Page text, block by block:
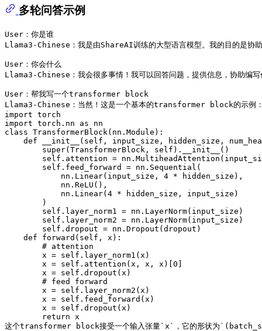
多轮问答示例
User：你是谁
Llama3-Chinese：我是由ShareAI训练的大型语言模型。我的目的是协
User：你会什么
Llama3-Chinese：我会很多事情！我可以回答问题，提供信息，协助编
User：帮我写一个transformer block
Llama3-Chinese：当然！这是一个基本的transformer block的示例
import torch
import torch.nn as nn
class TransformerBlock(nn.Module):
def __init__(self, input_size, hidden_size,
        super(TransformerBlock, self).__init__()
self.attention =
        self.feed_forward = nn.Sequential(
            nn.Linear(input_size, 4 * hidden_size),
            nn.ReLU(),
            nn.Linear(4 * hidden_size, input_size)
        )
        self.layer_norm1 = nn.LayerNorm(input_size)
        self.layer_norm2 = nn.LayerNorm(input_size)
        self.dropout = nn.Dropout(dropout)
    def forward(self, x):
        # attention
        x = self.layer_norm1(x)
        x = self.attention(x, x, x)[0]
        x = self.dropout(x)
        # feed forward
        x = self.layer_norm2(x)
        x = self.feed_forward(x)
        x = self.dropout(x)
        return x
这个transformer block接受一个输入张量`x`，它的形状为